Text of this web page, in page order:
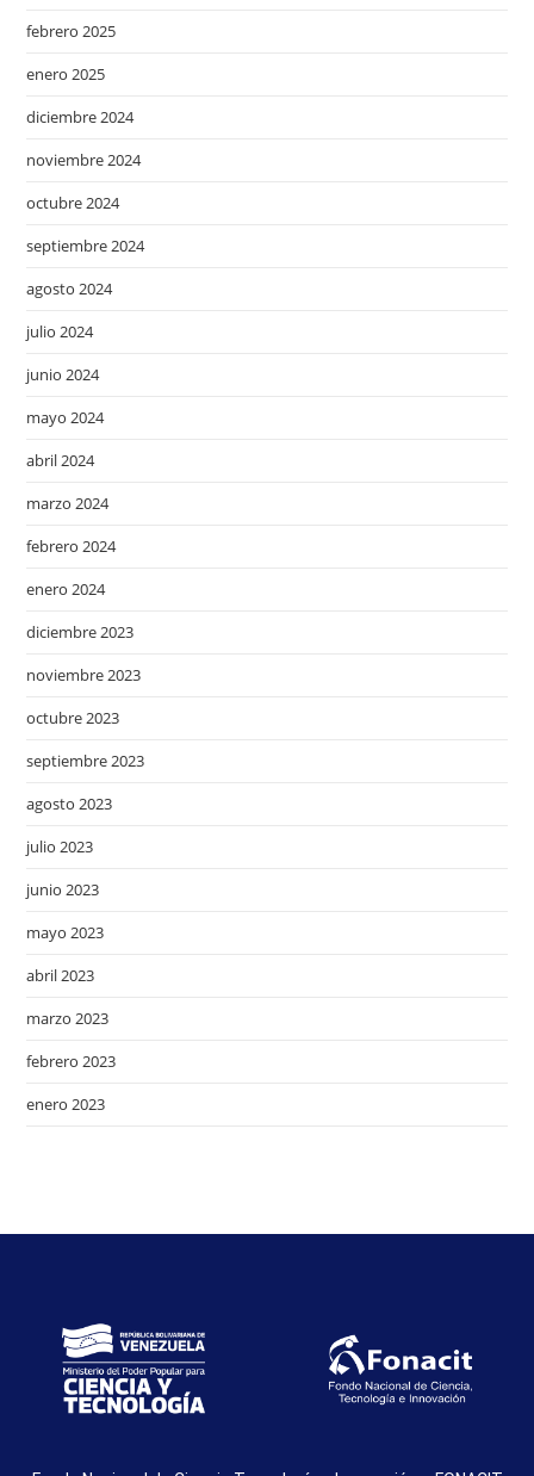
febrero 2025
enero 2025
diciembre 2024
noviembre 2024
octubre 2024
septiembre 2024
agosto 2024
julio 2024
junio 2024
mayo 2024
abril 2024
marzo 2024
febrero 2024
enero 2024
diciembre 2023
noviembre 2023
octubre 2023
septiembre 2023
agosto 2023
julio 2023
junio 2023
mayo 2023
abril 2023
marzo 2023
febrero 2023
enero 2023